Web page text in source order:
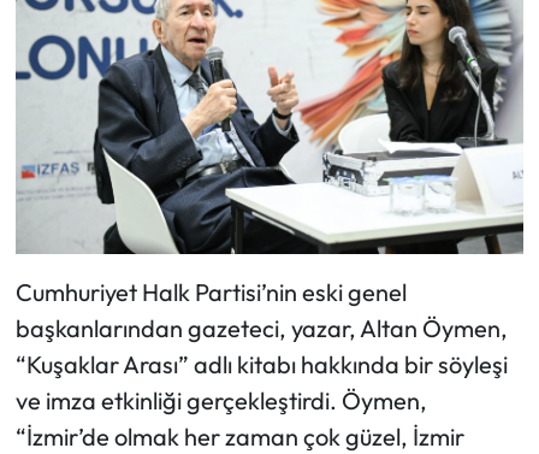
Cumhuriyet Halk Partisi’nin eski genel
başkanlarından gazeteci, yazar, Altan Öymen,
“Kuşaklar Arası” adlı kitabı hakkında bir söyleşi
ve imza etkinliği gerçekleştirdi. Öymen,
“İzmir’de olmak her zaman çok güzel, İzmir